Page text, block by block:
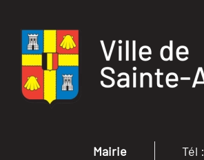
Mairie
Tél